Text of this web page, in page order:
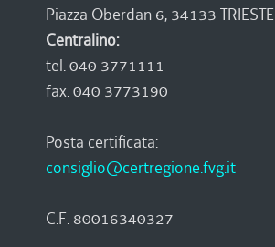
Piazza Oberdan 6, 34133 TRIESTE
Centralino:
tel. 040 3771111
fax. 040 3773190
Posta certificata:
consiglio@certregione.fvg.it
C.F. 80016340327